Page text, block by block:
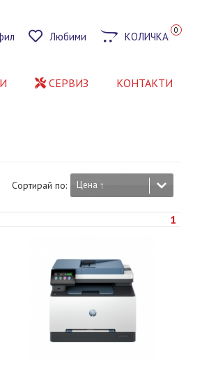
Любими КОЛИЧКА 0
СЕРВИЗ КОНТАКТИ
Сортирай по: Цена ↑
1